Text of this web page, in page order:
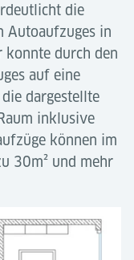
die
Autoaufzuges in
konnte durch den
auf eine
dargestellte
inklusive
können im
30m² und mehr